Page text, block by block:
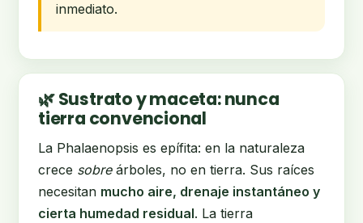
inmediato.
🌿 Sustrato y maceta: nunca
tierra convencional
La Phalaenopsis es epífita: en la naturaleza
crece sobreárboles, no en tierra. Sus raíces
necesitan mucho aire, drenaje instantáneo y
cierta humedad residual. La tierra